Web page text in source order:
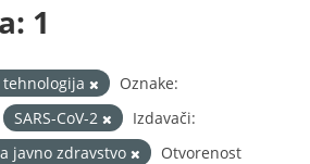
1
Oznake:
SARS-CoV-2
Izdavači:
javno zdravstvo
Otvorenost